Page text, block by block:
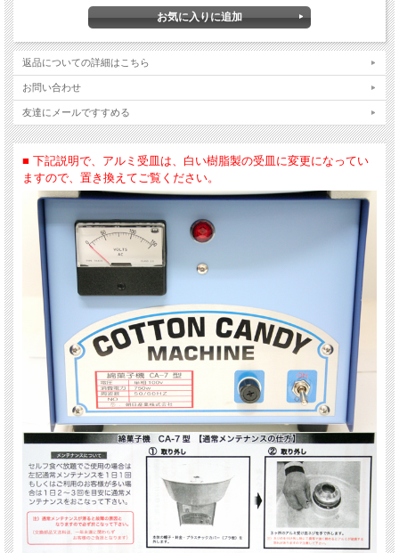
仕様/●能力、1分間に1から1.5本●サイズ、高さ77cm、巾52.5cm、奥行
50cm ●重量、8ｋｇ●電源、100V50/60Hz●消費電力、800W（AC100V）※こ
ください。 出来る範囲で対応せていただきます。
「綿菓子機」部門 只今当社人気Ｎo.1商品です。
『カートに入れる』ボタンのさらに下部
に詳細画像と説明書がございますのでご確
認ください。
返品についての詳細はこちら
お問い合わせ
友達にメールですすめる
■ 下記説明で、アルミ受皿は、白い樹脂製の受皿に変更になってい
ますので、置き換えてご覧ください。